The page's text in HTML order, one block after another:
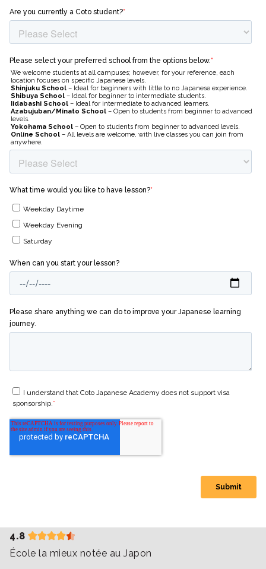
4.8
École la mieux notée au Japon